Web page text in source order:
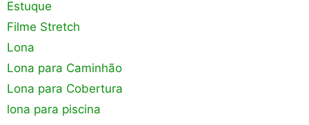
Estuque
Filme Stretch
Lona
Lona para Caminhão
Lona para Cobertura
lona para piscina